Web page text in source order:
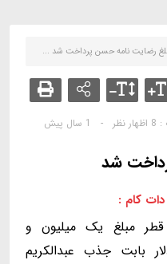
رضایت نامه حسن پرداخت شد ...
: 8 اظهار نظر - 1 سال پیش
شد
کام :
قطر مبلغ یک میلیون و
بابت جذب عبدالکریم